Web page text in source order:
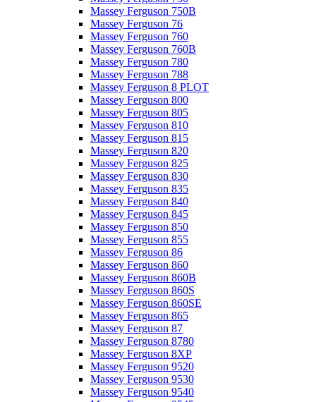
Massey Ferguson 750B
Massey Ferguson 76
Massey Ferguson 760
Massey Ferguson 760B
Massey Ferguson 780
Massey Ferguson 788
Massey Ferguson 8 PLOT
Massey Ferguson 800
Massey Ferguson 805
Massey Ferguson 810
Massey Ferguson 815
Massey Ferguson 820
Massey Ferguson 825
Massey Ferguson 830
Massey Ferguson 835
Massey Ferguson 840
Massey Ferguson 845
Massey Ferguson 850
Massey Ferguson 855
Massey Ferguson 86
Massey Ferguson 860
Massey Ferguson 860B
Massey Ferguson 860S
Massey Ferguson 860SE
Massey Ferguson 865
Massey Ferguson 87
Massey Ferguson 8780
Massey Ferguson 8XP
Massey Ferguson 9520
Massey Ferguson 9530
Massey Ferguson 9540